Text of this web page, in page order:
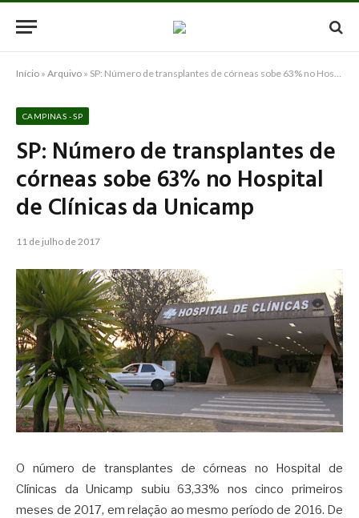
Início » Arquivo » SP: Número de transplantes de córneas sobe 63% no Hospital de Clínicas da Unicamp
CAMPINAS - SP
SP: Número de transplantes de
córneas sobe 63% no Hospital
de Clínicas da Unicamp
11 de julho de 2017
O número de transplantes de córneas no Hospital de
Clínicas da Unicamp subiu 63,33% nos cinco primeiros
meses de 2017, em relação ao mesmo período de 2016. De